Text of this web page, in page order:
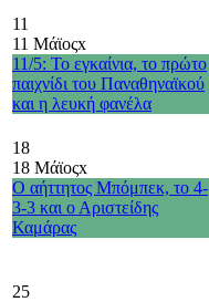
11
11 Μάϊοςx
11/5: Το εγκαίνια, το πρώτο
παιχνίδι του Παναθηναϊκού
και η λευκή φανέλα
18
18 Μάϊοςx
Ο αήττητος Μπόμπεκ, το 4-
3-3 και ο Αριστείδης
Καμάρας
25